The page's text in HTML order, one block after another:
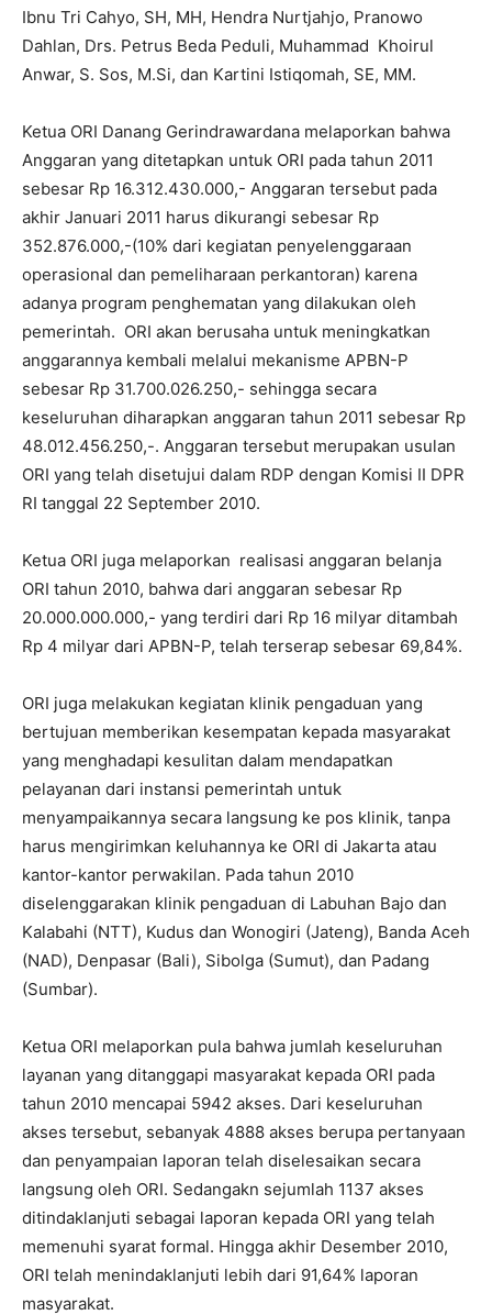
Ibnu Tri Cahyo, SH, MH, Hendra Nurtjahjo, Pranowo
Dahlan, Drs. Petrus Beda Peduli, Muhammad Khoirul
Anwar, S. Sos, M.Si, dan Kartini Istiqomah, SE, MM.
Ketua ORI Danang Gerindrawardana melaporkan bahwa
Anggaran yang ditetapkan untuk ORI pada tahun 2011
sebesar Rp 16.312.430.000,- Anggaran tersebut pada
akhir Januari 2011 harus dikurangi sebesar Rp
352.876.000,-(10% dari kegiatan penyelenggaraan
operasional dan pemeliharaan perkantoran) karena
adanya program penghematan yang dilakukan oleh
pemerintah. ORI akan berusaha untuk meningkatkan
anggarannya kembali melalui mekanisme APBN-P
sebesar Rp 31.700.026.250,- sehingga secara
keseluruhan diharapkan anggaran tahun 2011 sebesar Rp
48.012.456.250,-. Anggaran tersebut merupakan usulan
ORI yang telah disetujui dalam RDP dengan Komisi II DPR
RI tanggal 22 September 2010.
Ketua ORI juga melaporkan realisasi anggaran belanja
ORI tahun 2010, bahwa dari anggaran sebesar Rp
20.000.000.000,- yang terdiri dari Rp 16 milyar ditambah
Rp 4 milyar dari APBN-P, telah terserap sebesar 69,84%.
ORI juga melakukan kegiatan klinik pengaduan yang
bertujuan memberikan kesempatan kepada masyarakat
yang menghadapi kesulitan dalam mendapatkan
pelayanan dari instansi pemerintah untuk
menyampaikannya secara langsung ke pos klinik, tanpa
harus mengirimkan keluhannya ke ORI di Jakarta atau
kantor-kantor perwakilan. Pada tahun 2010
diselenggarakan klinik pengaduan di Labuhan Bajo dan
Kalabahi (NTT), Kudus dan Wonogiri (Jateng), Banda Aceh
(NAD), Denpasar (Bali), Sibolga (Sumut), dan Padang
(Sumbar).
Ketua ORI melaporkan pula bahwa jumlah keseluruhan
layanan yang ditanggapi masyarakat kepada ORI pada
tahun 2010 mencapai 5942 akses. Dari keseluruhan
akses tersebut, sebanyak 4888 akses berupa pertanyaan
dan penyampaian laporan telah diselesaikan secara
langsung oleh ORI. Sedangakn sejumlah 1137 akses
ditindaklanjuti sebagai laporan kepada ORI yang telah
memenuhi syarat formal. Hingga akhir Desember 2010,
ORI telah menindaklanjuti lebih dari 91,64% laporan
masyarakat.